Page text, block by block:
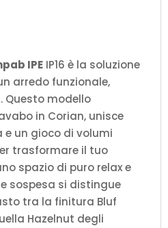
IPE IP16 è la soluzione
arredo funzionale,
Questo modello
in Corian, unisce
e un gioco di volumi
trasformare il tuo
spazio di puro relax e
sospesa si distingue
tra la finitura Bluf
Hazelnut degli